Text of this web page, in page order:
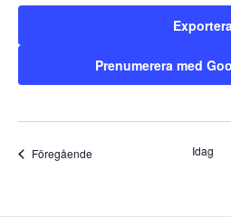
Exportera
Prenumerera med
Föregående Idag